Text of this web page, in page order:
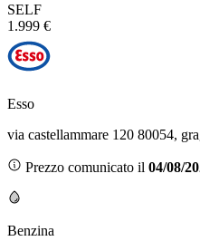
SELF
1.999 €
Esso
via castellammare 120 80054,
Prezzo comunicato il 04/08/
Benzina